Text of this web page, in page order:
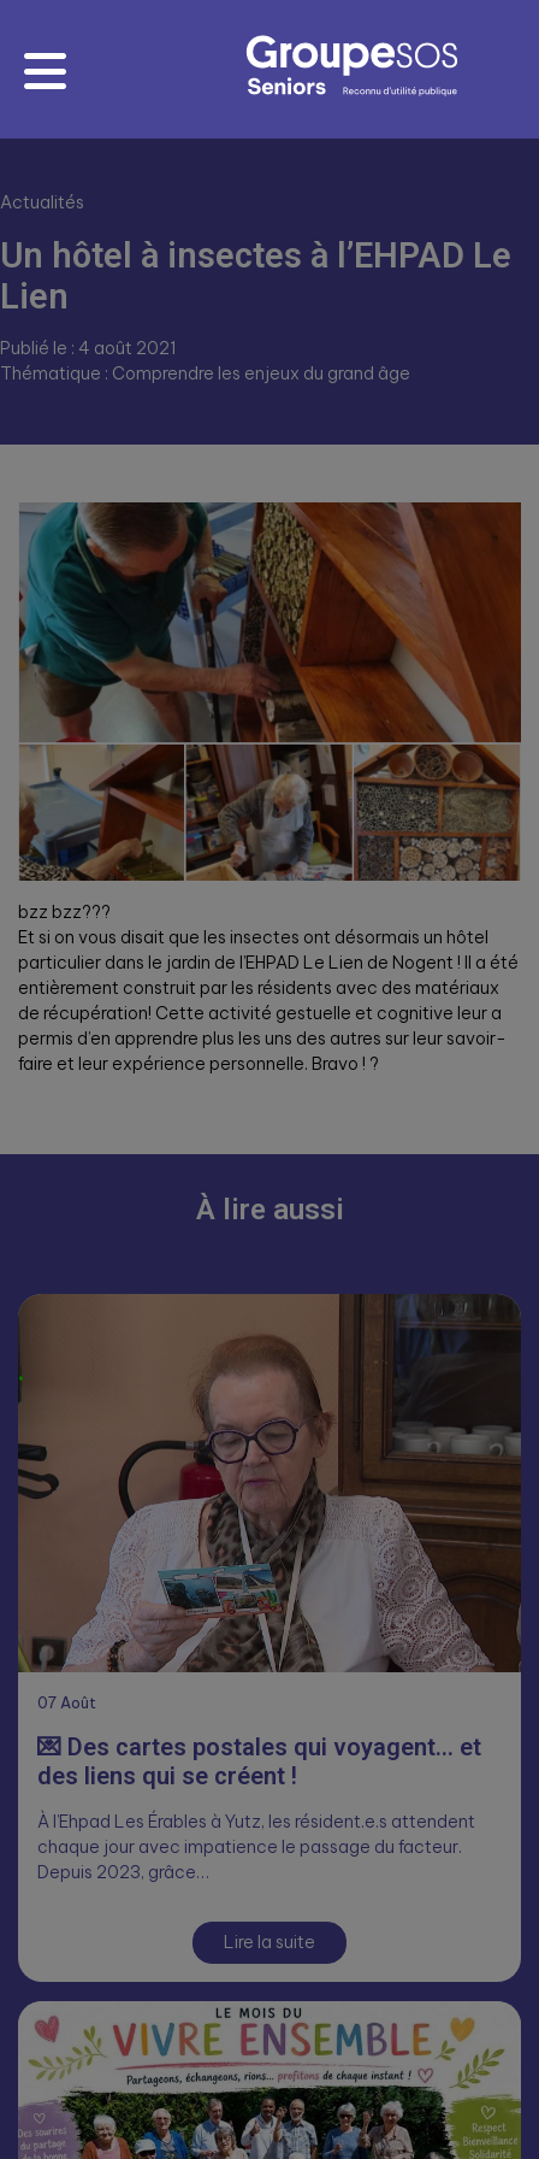
Actualités
Un hôtel à insectes à l’EHPAD Le
Lien
Publié le : 4 août 2021
Thématique : Comprendre les enjeux du grand âge
bzz bzz???
Et si on vous disait que les insectes ont désormais un hôtel
particulier dans le jardin de l’EHPAD Le Lien de Nogent ! Il a été
entièrement construit par les résidents avec des matériaux
de récupération! Cette activité gestuelle et cognitive leur a
permis d’en apprendre plus les uns des autres sur leur savoir-
faire et leur expérience personnelle. Bravo ! ?
À lire aussi
07 Août
💌 Des cartes postales qui voyagent… et
des liens qui se créent !
À l’Ehpad Les Érables à Yutz, les résident.e.s attendent
chaque jour avec impatience le passage du facteur.
Depuis 2023, grâce…
Lire la suite